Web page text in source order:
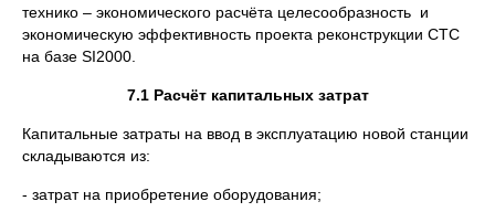
технико – экономического расчёта целесообразность и
экономическую эффективность проекта реконструкции СТС
на базе SI2000.
7.1 Расчёт капитальных затрат
Капитальные затраты на ввод в эксплуатацию новой станции
складываются из:
- затрат на приобретение оборудования;